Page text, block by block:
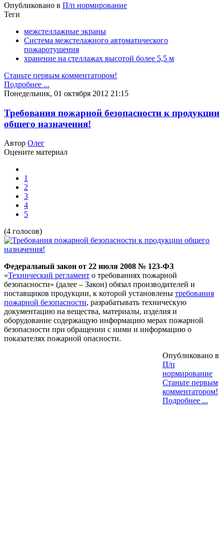
Опубликовано в П/п нормирование
Теги
межстеллажные экраны
Система межстелажного автоматического
пожаротушения
хранение на стеллажах высотой более 5,5 м
Станьте первым комментатором!
Подробнее ...
Понедельник, 01 октября 2012 21:15
Требования пожарной безопасности к продукции
общего назначения!
Автор Олег
Оцените материал
1
2
3
4
5
(4 голосов)
Федеральный закон от 22 июля 2008 № 123-ФЗ
«Технический регламент о требованиях пожарной
безопасности» (далее – Закон) обязал производителей и
поставщиков продукции, к которой установлены требования
пожарной безопасности, разрабатывать техническую
документацию на вещества, материалы, изделия и
оборудование содержащую информацию мерах пожарной
безопасности при обращении с ними и информацию о
показателях пожарной опасности.
Опубликовано в
П/п
нормирование
Станьте первым
комментатором!
Подробнее ...